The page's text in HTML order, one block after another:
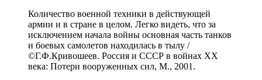
Количество военной техники в действующей
армии и в стране в целом. Легко видеть, что за
исключением начала войны основная часть танков
и боевых самолетов находилась в тылу /
©Г.Ф.Кривошеев. Россия и СССР в войнах XX
века: Потери вооруженных сил, М., 2001.